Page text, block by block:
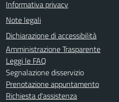
Informativa privacy
Note legali
Dichiarazione di accessibilità
Amministrazione Trasparente
Leggi le FAQ
Segnalazione disservizio
Prenotazione appuntamento
Richiesta d'assistenza